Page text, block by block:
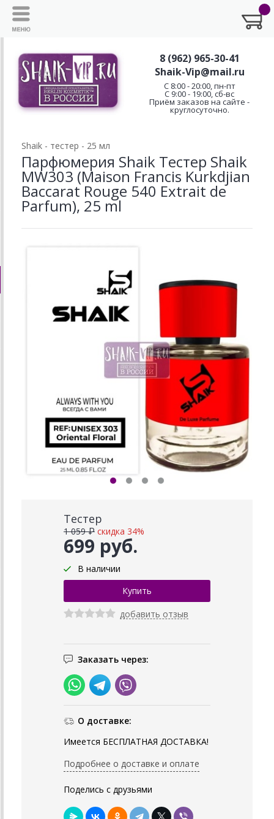
8 (962) 965-30-41
Shaik-Vip@mail.ru
C 8:00 - 20:00, пн-пт
С 9:00 - 19:00, сб-вс
Приём заказов на сайте -
круглосуточно.
Shaik - тестер - 25 мл
Парфюмерия Shaik Тестер Shaik
MW303 (Maison Francis Kurkdjian
Baccarat Rouge 540 Extrait de
Parfum), 25 ml
Тестер
699 руб.
1 059 ₽ скидка 34%
В наличии
добавить отзыв
Заказать через:
О доставке:
Имеется БЕСПЛАТНАЯ ДОСТАВКА!
Подробнее о доставке и оплате
Поделись с друзьями